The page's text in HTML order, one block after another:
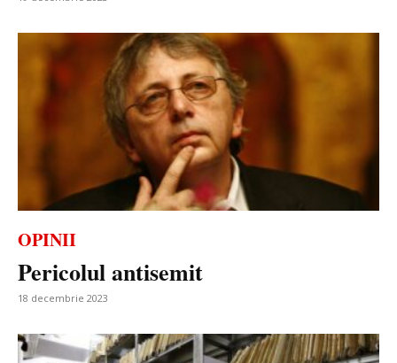
OPINII
Pericolul antisemit
18 decembrie 2023